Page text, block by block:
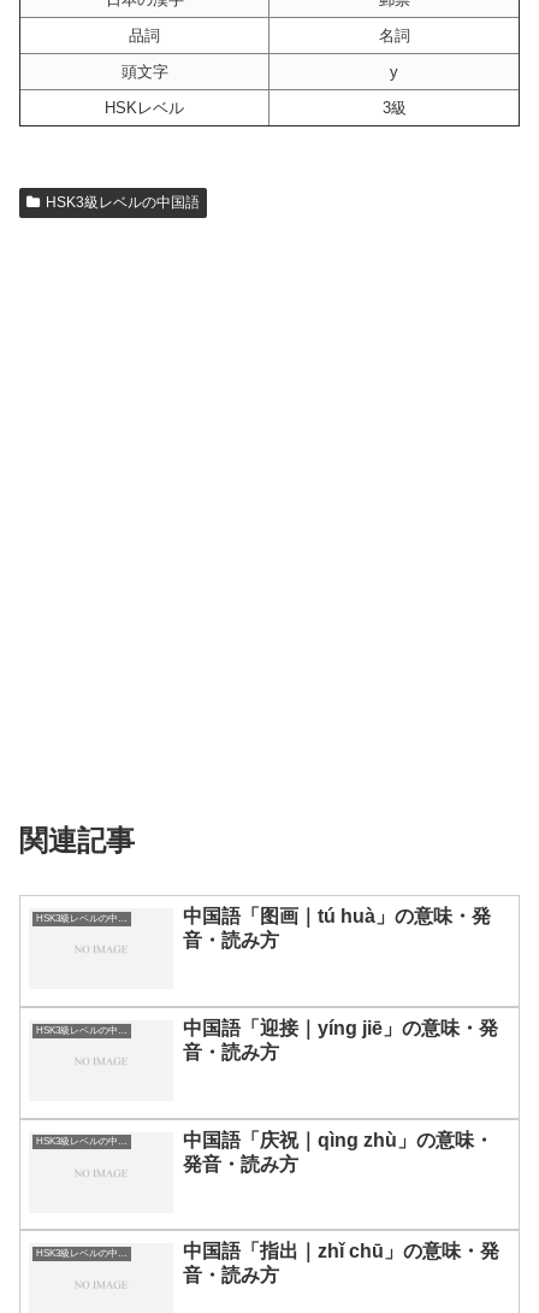
品詞
名詞
頭文字
y
HSKレベル
3級
HSK3級レベルの中国語
関連記事
中国語「图画｜tú huà」の意味・発
音・読み方
中国語「迎接｜yíng jiē」の意味・発
音・読み方
HSK3級レベルの中国語
中国語「庆祝｜qìng zhù」の意味・
発音・読み方
HSK3級レベルの中国語
中国語「指出｜zhǐ chū」の意味・発
音・読み方